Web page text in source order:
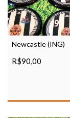
Newcastle (ING)
R$90,00